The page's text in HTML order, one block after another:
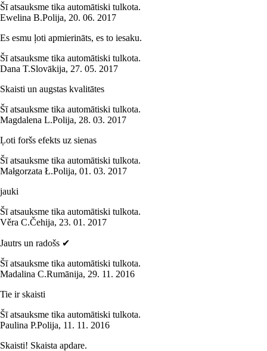
Šī atsauksme tika automātiski tulkota.
Ewelina B.Polija, 20. 06. 2017
Es esmu ļoti apmierināts, es to iesaku.
Šī atsauksme tika automātiski tulkota.
Dana T.Slovākija, 27. 05. 2017
Skaisti un augstas kvalitātes
Šī atsauksme tika automātiski tulkota.
Magdalena L.Polija, 28. 03. 2017
Ļoti foršs efekts uz sienas
Šī atsauksme tika automātiski tulkota.
Małgorzata Ł.Polija, 01. 03. 2017
jauki
Šī atsauksme tika automātiski tulkota.
Věra C.Čehija, 23. 01. 2017
Jautrs un radošs ✔
Šī atsauksme tika automātiski tulkota.
Madalina C.Rumānija, 29. 11. 2016
Tie ir skaisti
Šī atsauksme tika automātiski tulkota.
Paulina P.Polija, 11. 11. 2016
Skaisti! Skaista apdare.